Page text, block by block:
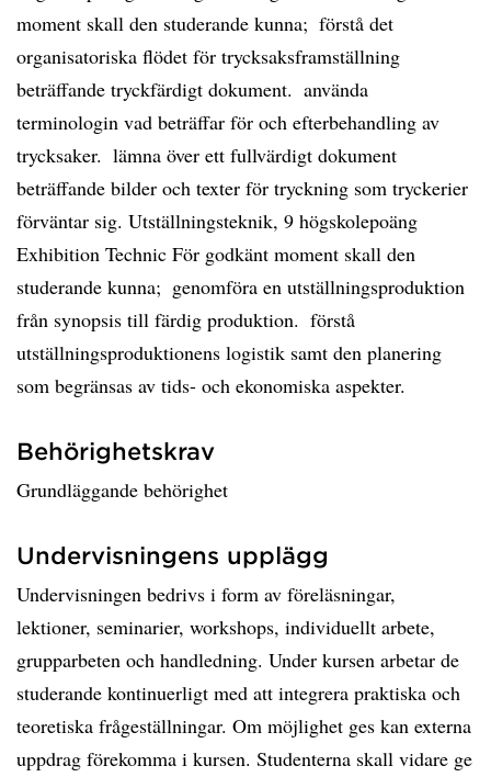
moment skall den studerande kunna;  förstå det
organisatoriska flödet för trycksaksframställning
beträffande tryckfärdigt dokument.  använda
terminologin vad beträffar för och efterbehandling av
trycksaker.  lämna över ett fullvärdigt dokument
beträffande bilder och texter för tryckning som tryckerier
förväntar sig. Utställningsteknik, 9 högskolepoäng
Exhibition Technic För godkänt moment skall den
studerande kunna;  genomföra en utställningsproduktion
från synopsis till färdig produktion.  förstå
utställningsproduktionens logistik samt den planering
som begränsas av tids- och ekonomiska aspekter.
Behörighetskrav
Grundläggande behörighet
Undervisningens upplägg
Undervisningen bedrivs i form av föreläsningar,
lektioner, seminarier, workshops, individuellt arbete,
grupparbeten och handledning. Under kursen arbetar de
studerande kontinuerligt med att integrera praktiska och
teoretiska frågeställningar. Om möjlighet ges kan externa
uppdrag förekomma i kursen. Studenterna skall vidare ge